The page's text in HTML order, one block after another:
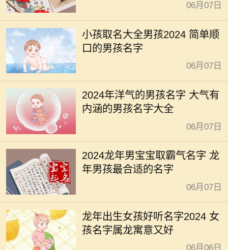
06月07日
小孩取名大全男孩2024 简单顺
口的男孩名字
06月07日
2024年洋气的男孩名字 大气有
内涵的男孩名字大全
06月07日
2024龙年男宝宝取霸气名字 龙
年男孩最合适的名字
06月07日
龙年出生女孩好听名字2024 女
孩名字属龙寓意又好
06月06日